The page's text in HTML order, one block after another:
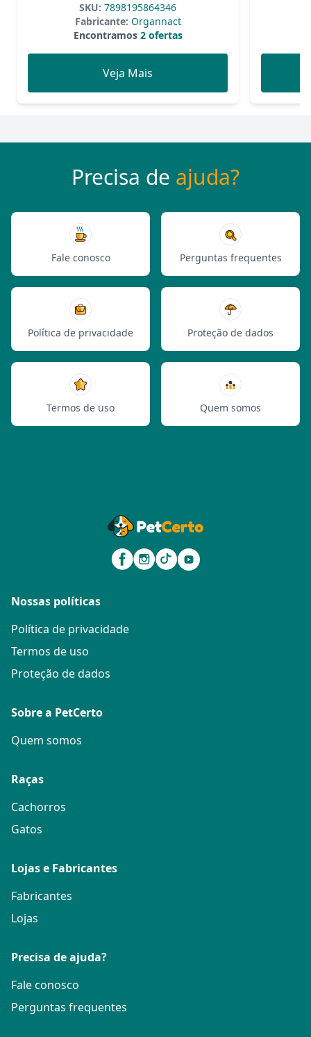
SKU: 7898195864346
Fabricante: Organnact
Encontramos2 ofertas
Veja Mais
Precisa de ajuda?
Fale conosco Perguntas frequentes
Política de privacidade Proteção de dados
Termos de uso Quem somos
Nossas políticas
Política de privacidade
Termos de uso
Proteção de dados
Sobre a PetCerto
Quem somos
Raças
Cachorros
Gatos
Lojas e Fabricantes
Fabricantes
Lojas
Precisa de ajuda?
Fale conosco
Perguntas frequentes